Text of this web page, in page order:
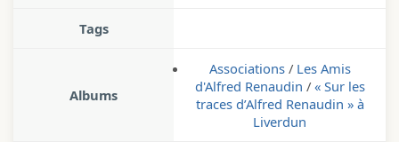
Tags
Albums
Associations/ Les Amis
d'Alfred Renaudin / « Sur les
traces d’Alfred Renaudin » à
Liverdun